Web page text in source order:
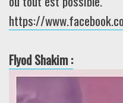
https://
Flyod Shakim :